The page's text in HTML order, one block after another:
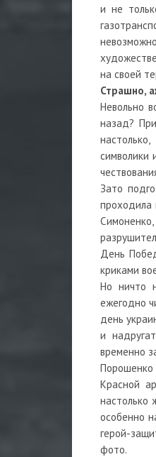
и не
на своей
Страшно,
Невольно
назад?
символики
Зато
проходила
День
криками
Но ничто
ежегодно
день
и
временно
Красной
настолько
особенно
герой-
фото.